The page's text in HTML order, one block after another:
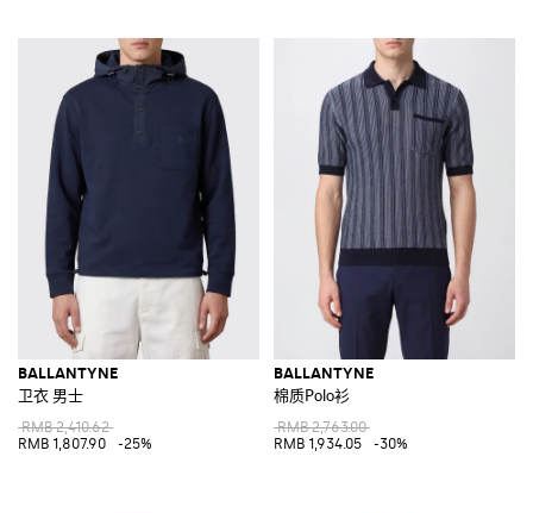
BALLANTYNE
卫衣 男士
RMB 2,410.62
RMB 1,807.90
-25%
BALLANTYNE
棉质Polo衫
RMB 2,763.00
RMB 1,934.05
-30%